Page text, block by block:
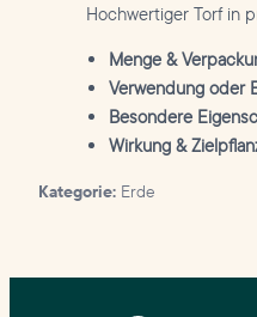
Hochwertiger Torf in
Menge &
Verwendung oder
Besondere
Wirkung &
Kategorie: Erde